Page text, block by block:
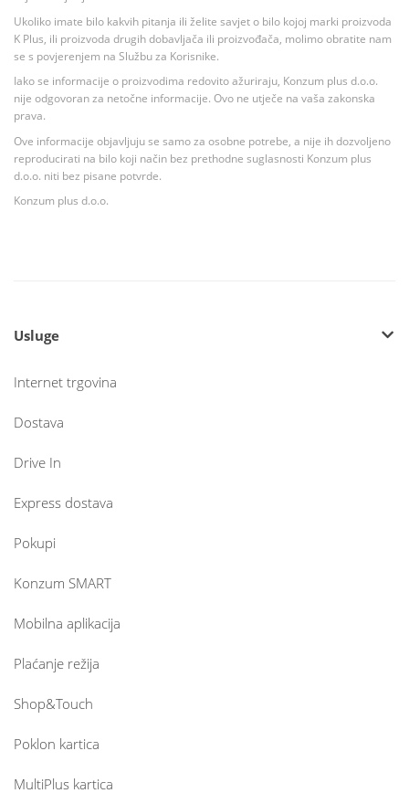
Ukoliko imate bilo kakvih pitanja ili želite savjet o bilo kojoj marki proizvoda
K Plus, ili proizvoda drugih dobavljača ili proizvođača, molimo obratite nam
se s povjerenjem na Službu za Korisnike.
Iako se informacije o proizvodima redovito ažuriraju, Konzum plus d.o.o.
nije odgovoran za netočne informacije. Ovo ne utječe na vaša zakonska
prava.
Ove informacije objavljuju se samo za osobne potrebe, a nije ih dozvoljeno
reproducirati na bilo koji način bez prethodne suglasnosti Konzum plus
d.o.o. niti bez pisane potvrde.
Konzum plus d.o.o.
Usluge
Internet trgovina
Dostava
Drive In
Express dostava
Pokupi
Konzum SMART
Mobilna aplikacija
Plaćanje režija
Shop&Touch
Poklon kartica
MultiPlus kartica